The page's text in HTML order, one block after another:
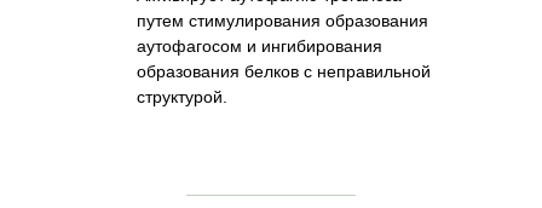
путем стимулирования образования
аутофагосом и ингибирования
образования белков с неправильной
структурой.